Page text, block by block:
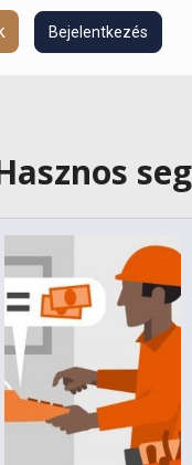
Bejelentkezés